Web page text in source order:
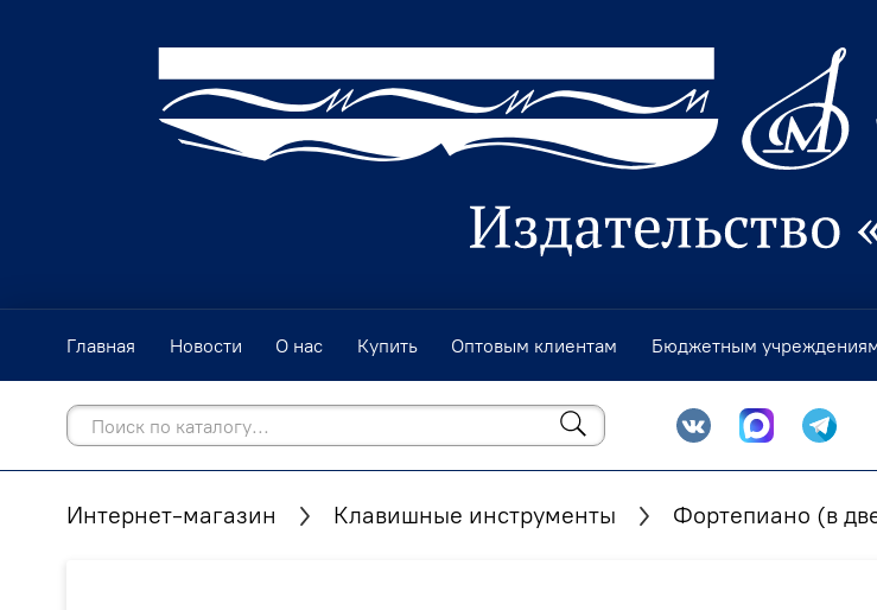
Главная Новости О нас Купить Оптовым клиентам Бюджетным
Интернет-магазин Клавишные инструменты Фортепиано (в